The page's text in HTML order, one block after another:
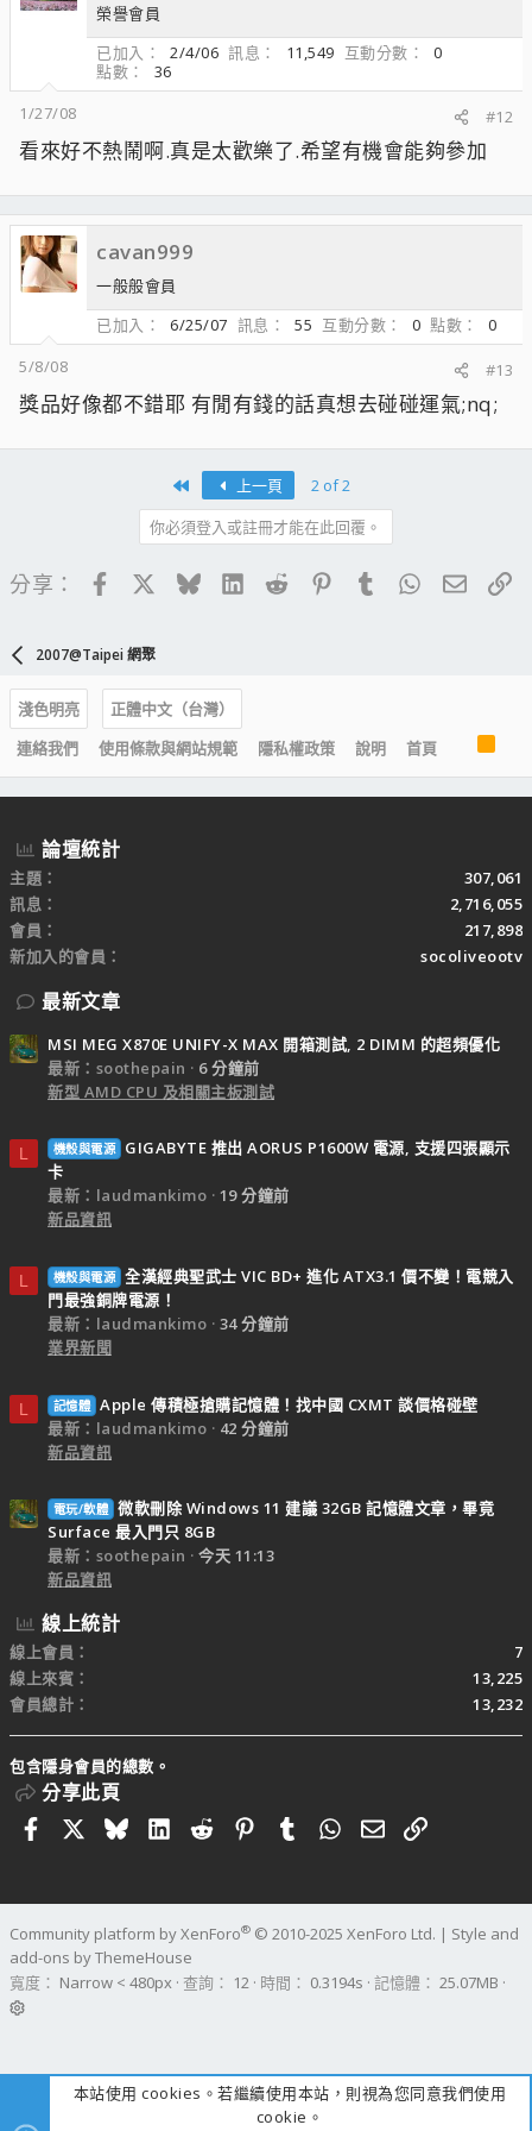
榮譽會員
已加入
2/4/06 訊息 11,549 互動分數
0
點數
36
1/27/08
#12
看來好不熱鬧啊.真是太歡樂了.希望有機會能夠參加
cavan999
一般般會員
已加入
6/25/07 訊息 55 互動分數 0 點數
0
5/8/08
#13
獎品好像都不錯耶 有閒有錢的話真想去碰碰運氣;nq;
上一頁
2 of 2
你必須登入或註冊才能在此回覆。
分享： FacebookBlueskyLinkedIn
Reddit PinterestTumblrWhatsApp
電子
2007@Taipei 網聚
淺色明亮
正體中文（台灣）
連絡我們
使用條款與網站規範 隱私權政策 說明 首頁
S
論壇統計
主題
307,061
訊息
2,716,055
會員
217,898
新加入的會員
socoliveootv
最新文章
MSI MEG X870E UNIFY-X MAX 開箱測試, 2 DIMM 的超頻優化
最新：soothepain
6 分鐘前
新型 AMD CPU 及相關主板測試
L 機殼與電源
GIGABYTE 推出 AORUS P1600W 電源, 支援四張顯示
卡
最新：laudmankimo
19 分鐘前
新品資訊
L 機殼與電源 全漢經典聖武士 VIC BD+ 進化 ATX3.1 價不變！電競入
門最強銅牌電源！
最新：laudmankimo
34 分鐘前
業界新聞
L 記憶體 Apple 傳積極搶購記憶體！找中國 CXMT 談價格碰壁
最新：laudmankimo
42 分鐘前
新品資訊
電玩/軟體 微軟刪除 Windows 11 建議 32GB 記憶體文章，畢竟
Surface 最入門只 8GB
最新：soothepain
今天 11:13
新品資訊
線上統計
線上會員
7
線上來賓
13,225
會員總計
13,232
包含隱身會員的總數。
分享此頁
FacebookBlueskyLinkedIn
RedditPinterestTumblrWhatsApp
電子郵件
連結
Community platform by XenForo® © 2010-2025 XenForo Ltd. | Style and
add-ons by ThemeHouse
寬度
查詢 12 時間 0.3194s 記憶體 25.07MB
本站使用 cookies。若繼續使用本站，則視為您同意我們使用
cookie。